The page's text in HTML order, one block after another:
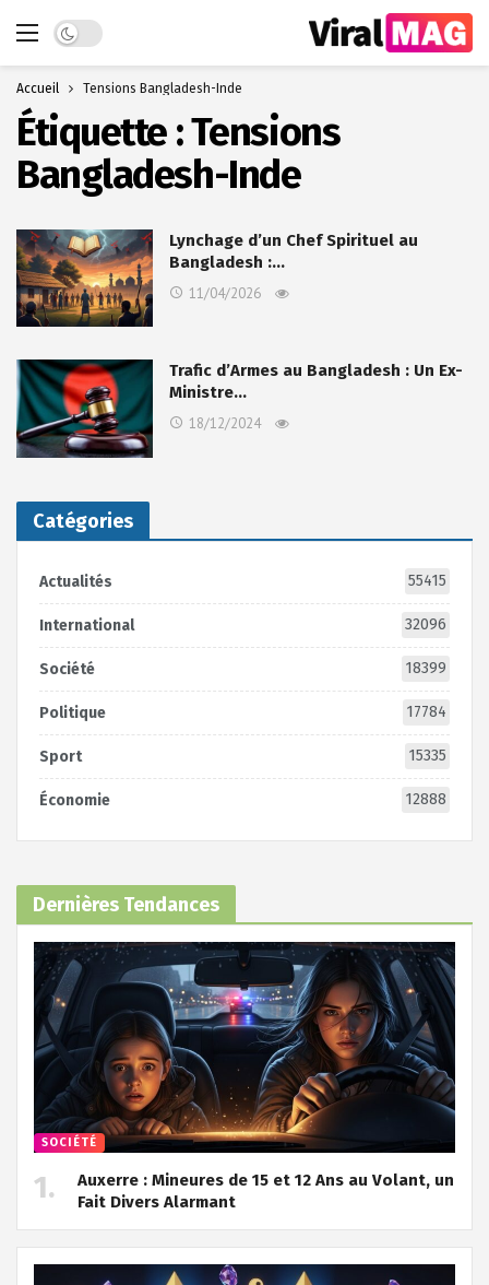
Dark mode
Accueil Tensions Bangladesh-Inde
Étiquette :Tensions
Bangladesh-Inde
Lynchage d’un Chef Spirituel au
Bangladesh :…
11/04/2026
Trafic d’Armes au Bangladesh : Un Ex-
Ministre…
18/12/2024
Catégories
Actualités 55415
International 32096
Société 18399
Politique 17784
Sport 15335
Économie 12888
Dernières Tendances
SOCIÉTÉ
Auxerre : Mineures de 15 et 12 Ans au Volant, un
Fait Divers Alarmant